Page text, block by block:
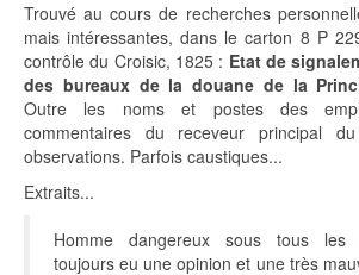
Trouvé au cours de recherches
mais intéressantes, dans le carton 8 P
contrôle du Croisic, 1825 : Etat de
des bureaux de la douane de la
Outre les noms et postes des
commentaires du receveur principal
observations. Parfois caustiques...
Extraits...
Homme dangereux sous tous les
toujours eu une opinion et une très